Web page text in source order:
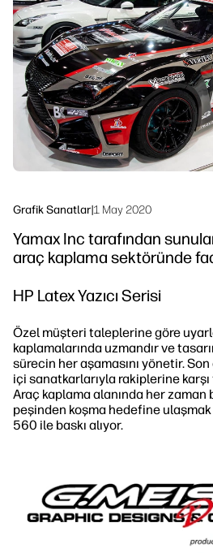
Bizi Takip Edin
linkedIn
İş Akışı Çözümleri
Sürdürülebilirlik
Grafik Sanatlar|1 May 2020
Yamax Inc tarafından
araç kaplama sektöründe
HP Latex Yazıcı Serisi
Özel müşteri taleplerine göre
kaplamalarında uzmandır ve
sürecin her aşamasını yönetir.
içi sanatkarlarıyla rakiplerine
Araç kaplama alanında her
peşinden koşma hedefine ulaşmak
560 ile baskı alıyor.